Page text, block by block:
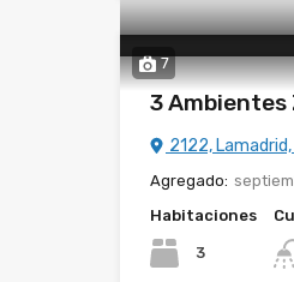
7
3 Ambientes
2122,
Agregado:
Habitaciones
3